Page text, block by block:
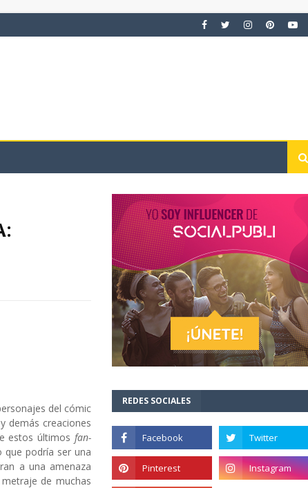
del cómic
demás creaciones
estos últimos fan-
que podría ser una
a una amenaza
de muchas
REDES SOCIALES